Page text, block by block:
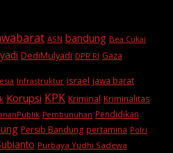
ASN bandung Bea Cukai
DediMulyadi DPR RI Gaza
Infrastruktur israel jawa barat
Korupsi KPK Kriminal Kriminalitas
Pembunuhan Pendidikan
Persib Bandung pertamina Polri
Purbaya Yudhi Sadewa